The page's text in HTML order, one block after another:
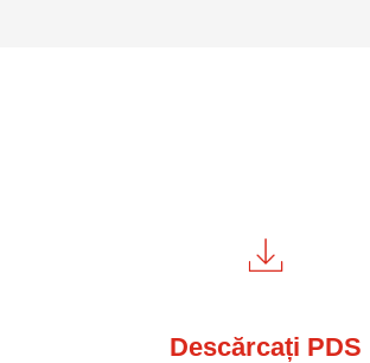
Descărcați PDS